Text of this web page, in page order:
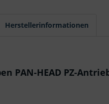
Herstellerinformationen
PAN-HEAD PZ-